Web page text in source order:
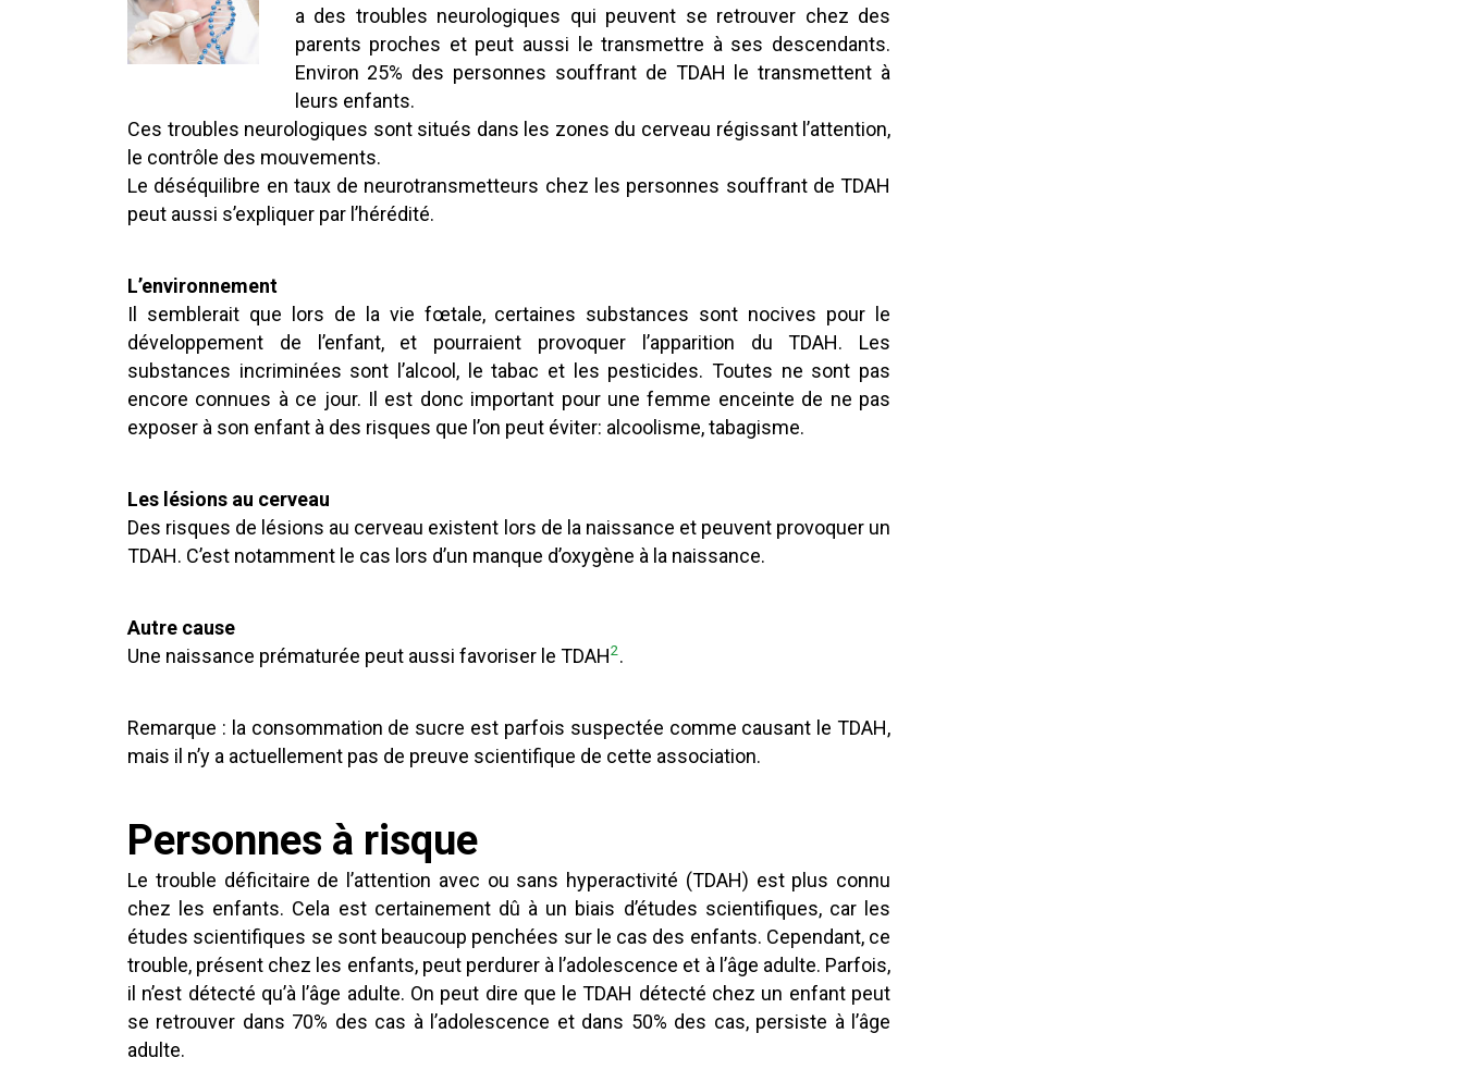
a des troubles neurologiques qui peuvent se retrouver chez des
parents proches et peut aussi le transmettre à ses descendants.
Environ 25% des personnes souffrant de TDAH le transmettent à
leurs enfants.
Ces troubles neurologiques sont situés dans les zones du cerveau régissant l’attention,
le contrôle des mouvements.
Le déséquilibre en taux de neurotransmetteurs chez les personnes souffrant de TDAH
peut aussi s’expliquer par l’hérédité.
L’environnement
Il semblerait que lors de la vie fœtale, certaines substances sont nocives pour le
développement de l’enfant, et pourraient provoquer l’apparition du TDAH. Les
substances incriminées sont l’alcool, le tabac et les pesticides. Toutes ne sont pas
encore connues à ce jour. Il est donc important pour une femme enceinte de ne pas
exposer à son enfant à des risques que l’on peut éviter: alcoolisme, tabagisme.
Les lésions au cerveau
Des risques de lésions au cerveau existent lors de la naissance et peuvent provoquer un
TDAH. C’est notamment le cas lors d’un manque d’oxygène à la naissance.
Autre cause
Une naissance prématurée peut aussi favoriser le TDAH2.
Remarque : la consommation de sucre est parfois suspectée comme causant le TDAH,
mais il n’y a actuellement pas de preuve scientifique de cette association.
Personnes à risque
Le trouble déficitaire de l’attention avec ou sans hyperactivité (TDAH) est plus connu
chez les enfants. Cela est certainement dû à un biais d’études scientifiques, car les
études scientifiques se sont beaucoup penchées sur le cas des enfants. Cependant, ce
trouble, présent chez les enfants, peut perdurer à l’adolescence et à l’âge adulte. Parfois,
il n’est détecté qu’à l’âge adulte. On peut dire que le TDAH détecté chez un enfant peut
se retrouver dans 70% des cas à l’adolescence et dans 50% des cas, persiste à l’âge
adulte.